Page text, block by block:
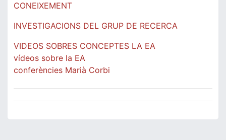
CONEIXEMENT
INVESTIGACIONS DEL GRUP DE RECERCA
VIDEOS SOBRES CONCEPTES LA EA
vídeos sobre la EA
conferències Marià Corbi